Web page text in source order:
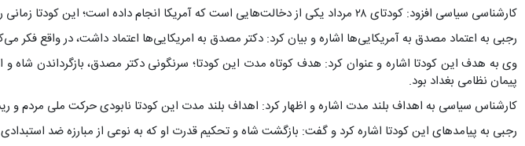
کارشناسی سیاسی افزود: کودتای ۲۸ مرداد یکی از دخالت‌هایی است که آمریکا انجام داده است؛ این کودتا زمانی رویداد که دکتر مصدق عقبه مردمی خود را به دلیل عدم همراهی با آیت الله کاشانی و انحلال مجلس از دست داد.
رجبی به اعتماد مصدق به آمریکایی‌ها اشاره و بیان کرد: دکتر مصدق به امریکایی‌ها اعتماد داشت، در واقع فکر
وی به هدف این کودتا اشاره و عنوان کرد: هدف کوتاه مدت این کودتا؛ سرنگونی دکتر مصدق، بازگرداندن شاه و
پیمان نظامی بغداد بود.
کارشناس سیاسی به اهداف بلند مدت اشاره و اظهار کرد: اهداف بلند مدت این کودتا نابودی حرکت ملی مردم و
رجبی به پیامدهای این کودتا اشاره کرد و گفت: بازگشت شاه و تحکیم قدرت او که به نوعی از مبارزه ضد